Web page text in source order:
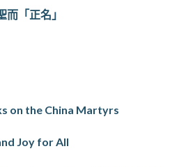
「正名」
on the China Martyrs
Joy for All